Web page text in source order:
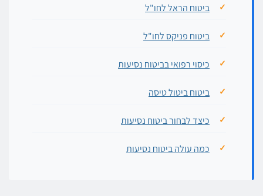
ביטוח הראל לחו"ל
ביטוח פניקס לחו"ל
כיסוי רפואי בביטוח נסיעות
ביטוח ביטול טיסה
כיצד לבחור ביטוח נסיעות
כמה עולה ביטוח נסיעות